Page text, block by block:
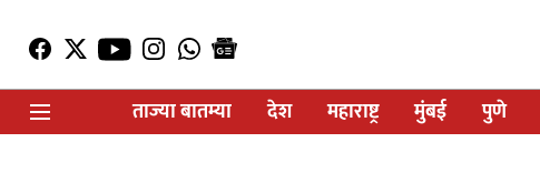
ताज्या बातम्या
देश महाराष्ट्र मुंबई पुणे